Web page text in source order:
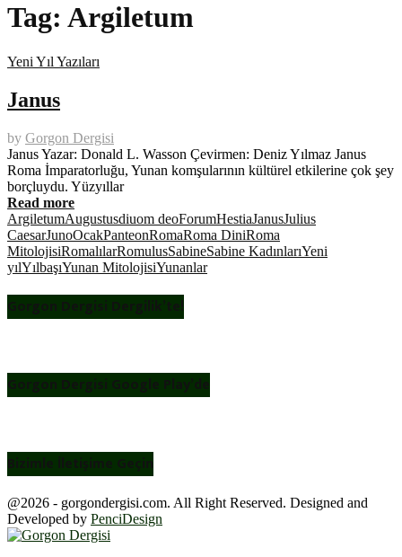
Tag: Argiletum
Yeni Yıl Yazıları
Janus
by Gorgon Dergisi
Janus Yazar: Donald L. Wasson Çevirmen: Deniz Yılmaz Janus
Roma İmparatorluğu, Yunan komşularının kültürel etkilerine çok şey
borçluydu. Yüzyıllar
Read more
ArgiletumAugustusdiuom deoForumHestiaJanusJulius
CaesarJunoOcakPanteonRomaRoma DiniRoma
MitolojisiRomalılarRomulusSabineSabine KadınlarıYeni
yılYılbaşıYunan MitolojisiYunanlar
Gorgon Dergisi Dergilik’te!
Gorgon Dergisi Google Play’de
Bizimle İletişime Geçin
@2026 - gorgondergisi.com. All Right Reserved. Designed and
Developed by PenciDesign